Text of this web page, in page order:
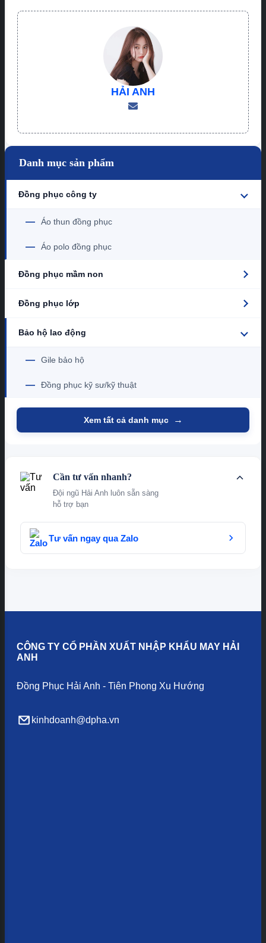
HẢI ANH
Danh mục sản phẩm
Đồng phục công ty
— Áo thun đồng phục
— Áo polo đồng phục
Đồng phục mầm non
Đồng phục lớp
Bảo hộ lao động
— Gile bảo hộ
— Đồng phục kỹ sư/kỹ thuật
Xem tất cả danh mục →
Cần tư vấn nhanh?
Đội ngũ Hải Anh luôn sẵn sàng
hỗ trợ bạn
Tư vấn ngay qua Zalo
CÔNG TY CỔ PHẦN XUẤT NHẬP KHẨU MAY HẢI
ANH
Đồng Phục Hải Anh - Tiên Phong Xu Hướng
kinhdoanh@dpha.vn